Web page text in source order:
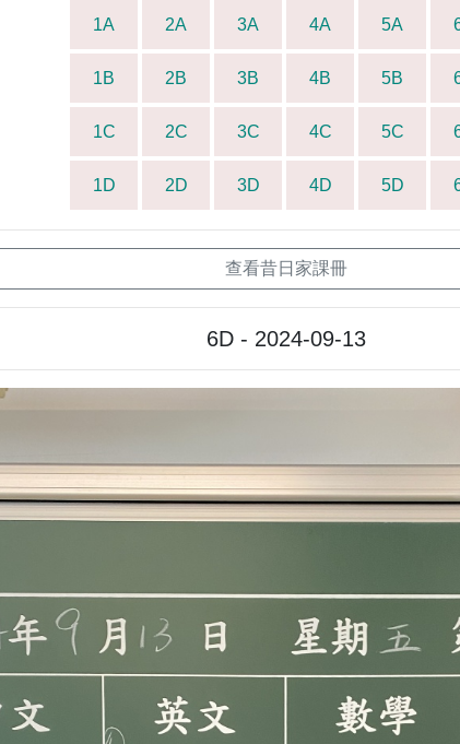
1A 2A 3A 4A 5A
1B 2B 3B 4B 5B
1C 2C 3C 4C 5C
1D 2D 3D 4D 5D
查看昔日家課冊
6D - 2024-09-13